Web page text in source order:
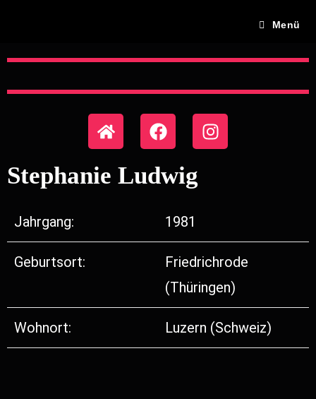
Menü
Stephanie Ludwig
Jahrgang: 1981
Geburtsort:
Friedrichrode
(Thüringen)
Wohnort: Luzern (Schweiz)